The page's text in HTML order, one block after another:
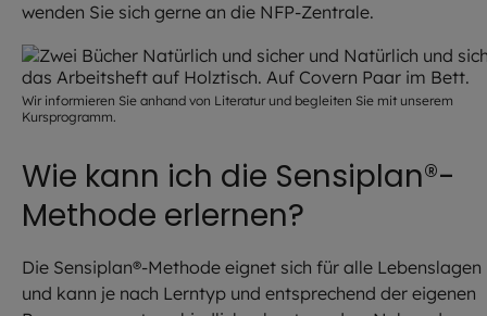
wenden Sie sich gerne an die NFP-Zentrale.
Wir informieren Sie anhand von Literatur und begleiten Sie mit unserem
Kursprogramm.
Wie kann ich die Sensiplan®-
Methode erlernen?
Die Sensiplan®-Methode eignet sich für alle Lebenslagen
und kann je nach Lerntyp und entsprechend der eigenen